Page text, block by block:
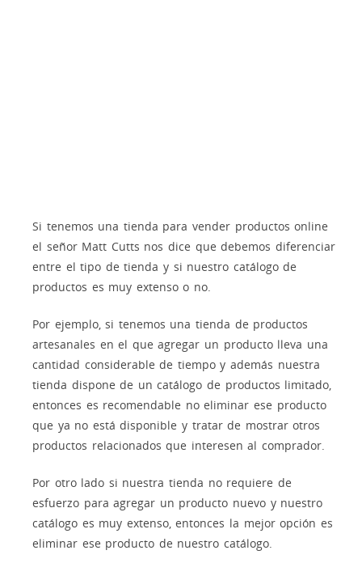
Si tenemos una tienda para vender productos online
el señor Matt Cutts nos dice que debemos diferenciar
entre el tipo de tienda y si nuestro catálogo de
productos es muy extenso o no.
Por ejemplo, si tenemos una tienda de productos
artesanales en el que agregar un producto lleva una
cantidad considerable de tiempo y además nuestra
tienda dispone de un catálogo de productos limitado,
entonces es recomendable no eliminar ese producto
que ya no está disponible y tratar de mostrar otros
productos relacionados que interesen al comprador.
Por otro lado si nuestra tienda no requiere de
esfuerzo para agregar un producto nuevo y nuestro
catálogo es muy extenso, entonces la mejor opción es
eliminar ese producto de nuestro catálogo.